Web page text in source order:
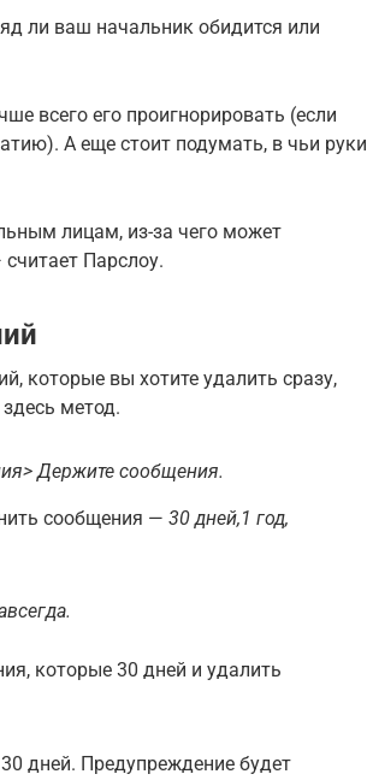
ли ваш начальник обидится или
всего его проигнорировать (если
А еще стоит подумать, в чьи руки
лицам, из-за чего может
Парслоу.
которые вы хотите удалить сразу,
метод.
Держите сообщения.
сообщения — 30 дней,1 год,
которые 30 дней и удалить
30 дней. Предупреждение будет